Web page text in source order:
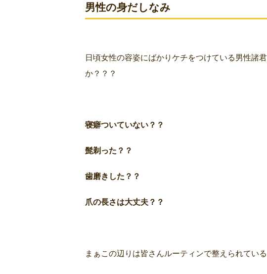
男性の身だしなみ
日頃女性の容姿にばかりケチをつけている男性諸
か？？？
寝癖ついていない？？
髭剃った？？
歯磨きした？？
爪の長さは大丈夫？？
まぁこの辺りは皆さんルーティンで整えられている